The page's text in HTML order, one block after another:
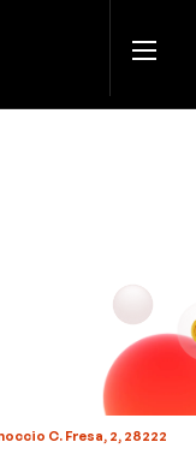
C. Fresa, 2, 28222